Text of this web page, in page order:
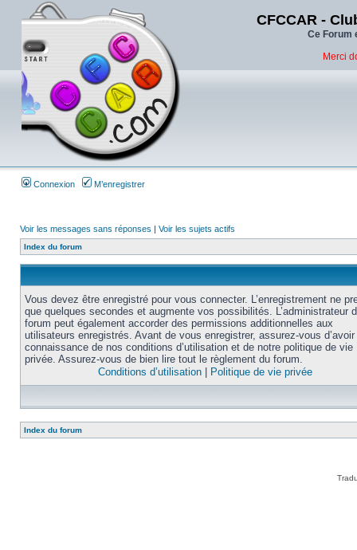
CFCCAR -
Ce Forum
Merci
Connexion M’enregistrer
Voir les messages sans réponses | Voir les sujets actifs
Index du forum
Vous devez être enregistré pour vous connecter. L’enregistrement ne
que quelques secondes et augmente vos possibilités. L’administrateur
forum peut également accorder des permissions additionnelles aux
utilisateurs enregistrés. Avant de vous enregistrer, assurez-vous
connaissance de nos conditions d’utilisation et de notre politique de vie
privée. Assurez-vous de bien lire tout le règlement du forum.
Conditions d’utilisation
Politique de vie privée
Index du forum